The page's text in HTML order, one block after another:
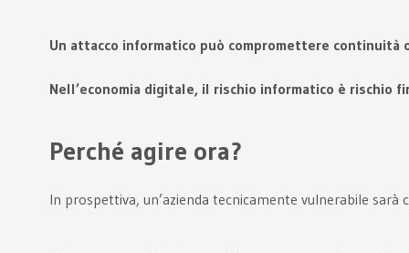
Un attacco informatico può compromettere continuità
Nell’economia digitale, il rischio informatico è rischio
Perché agire ora?
In prospettiva, un’azienda tecnicamente vulnerabile